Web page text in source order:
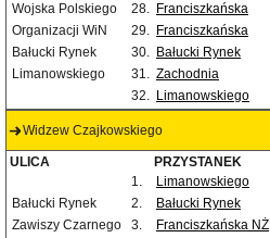
Wojska Polskiego
28. Franciszkańska
Organizacji WiN
29. Franciszkańska
Bałucki Rynek
30. Bałucki Rynek
Limanowskiego
31. Zachodnia
32. Limanowskiego
Widzew Czajkowskiego
ULICA PRZYSTANEK
1.
Limanowskiego
Bałucki Rynek
2. Bałucki Rynek
Zawiszy Czarnego
3. Franciszkańska NŻ